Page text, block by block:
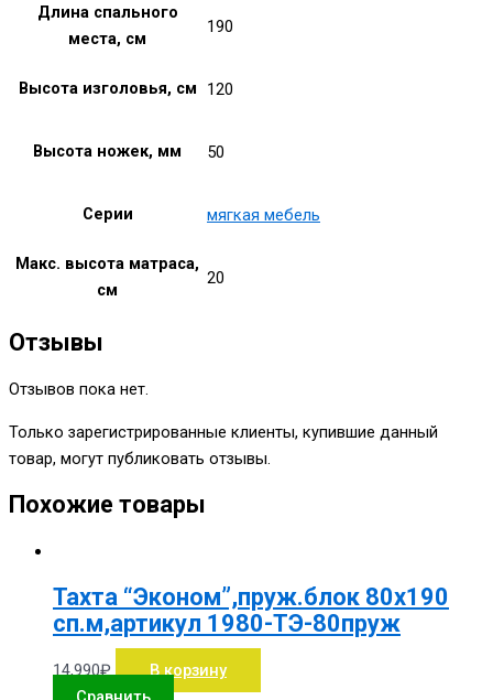
Длина спального
места, см
190
Высота изголовья, см 120
Высота ножек, мм 50
Серии мягкая мебель
Макс. высота матраса,
см
20
Отзывы
Отзывов пока нет.
Только зарегистрированные клиенты, купившие данный
товар, могут публиковать отзывы.
Похожие товары
Тахта “Эконом”,пруж.блок 80х190
сп.м,артикул 1980-ТЭ-80пруж
14,990₽
В корзину